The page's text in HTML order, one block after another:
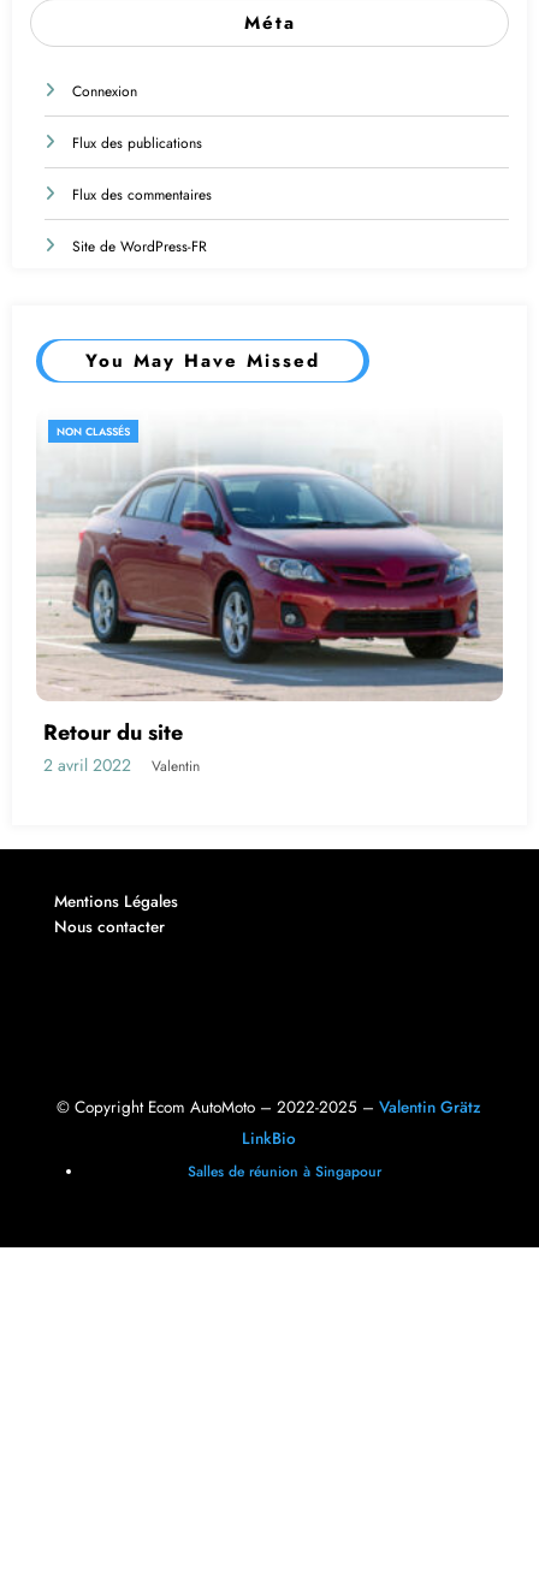
Méta
Connexion
Flux des publications
Flux des commentaires
Site de WordPress-FR
You May Have Missed
NON CLASSÉS
Retour du site
2 avril 2022 Valentin
Mentions Légales
Nous contacter
© Copyright Ecom AutoMoto – 2022-2025 –Valentin Grätz
LinkBio
Salles de réunion à Singapour